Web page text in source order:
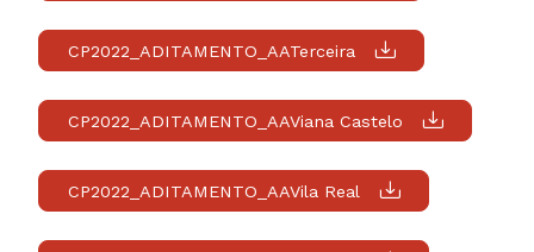
CP2022_ADITAMENTO_AATerceira
CP2022_ADITAMENTO_AAViana Castelo
CP2022_ADITAMENTO_AAVila Real